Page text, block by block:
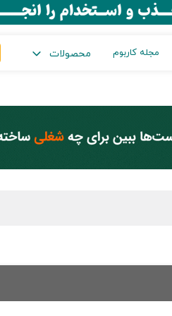
مجله کاربوم محصولات